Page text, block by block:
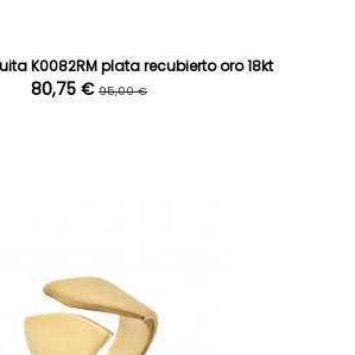
K0082RM plata recubierto oro 18kt
80,75 € 95,00 €